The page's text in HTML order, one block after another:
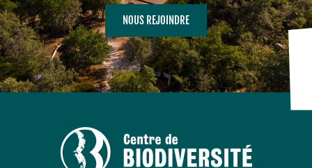
NOUS REJOINDRE